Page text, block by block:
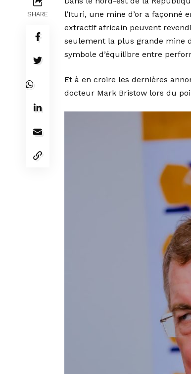
SHARE
l’Ituri, une mine d’or a façonné
extractif africain peuvent
seulement la plus grande mine
symbole d’équilibre entre
Et à en croire les dernières
docteur Mark Bristow lors du